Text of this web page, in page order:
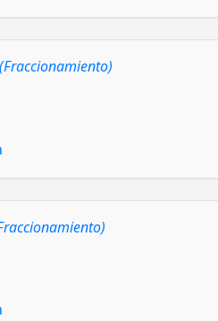
(Fraccionamiento)